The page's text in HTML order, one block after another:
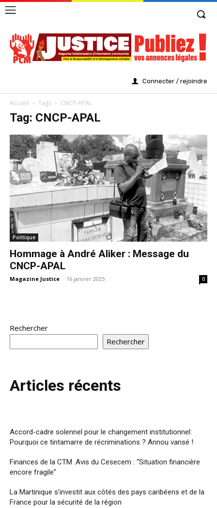
Connecter / rejoindre
Accueil Tags CNCP-APAL
Tag: CNCP-APAL
Politique
Hommage à André Aliker : Message du
CNCP-APAL
Magazine Justice - 16 janvier 2025 0
Rechercher
Rechercher
Articles récents
Accord-cadre solennel pour le changement institutionnel:
Pourquoi ce tintamarre de récriminations ? Annou vansé !
Finances de la CTM .Avis du Cesecem : “Situation financière
encore fragile”
La Martinique s’investit aux côtés des pays caribéens et de la
France pour la sécurité de la région